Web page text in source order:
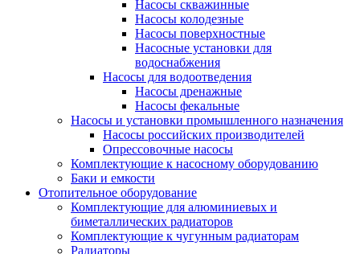
Насосы скважинные
Насосы колодезные
Насосы поверхностные
Насосные установки для
водоснабжения
Насосы для водоотведения
Насосы дренажные
Насосы фекальные
Насосы и установки промышленного назначения
Насосы российских производителей
Опрессовочные насосы
Комплектующие к насосному оборудованию
Баки и емкости
Отопительное оборудование
Комплектующие для алюминиевых и
биметаллических радиаторов
Комплектующие к чугунным радиаторам
Радиаторы